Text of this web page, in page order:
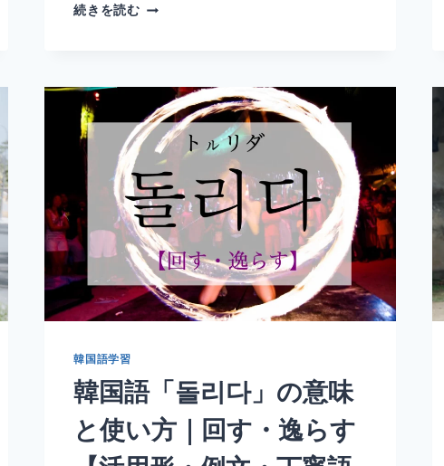
続きを読む韓
다」
の
意
と
使
い
方
｜
さ
ま
よ
【活
用
形・
例
文・
韓国語学習
韓国語「돌리다」の意味
と使い方｜回す・逸らす